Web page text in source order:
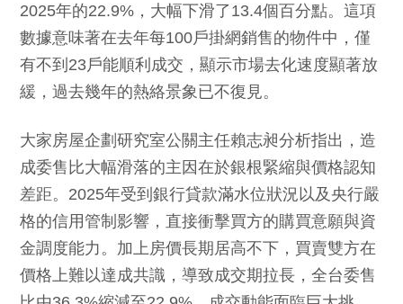
2025年的22.9%，大幅下滑了13.4個百分點。這項
數據意味著在去年每100戶掛網銷售的物件中，僅
有不到23戶能順利成交，顯示市場去化速度顯著放
緩，過去幾年的熱絡景象已不復見。
大家房屋企劃研究室公關主任賴志昶分析指出，造
成委售比大幅滑落的主因在於銀根緊縮與價格認知
差距。2025年受到銀行貸款滿水位狀況以及央行嚴
格的信用管制影響，直接衝擊買方的購買意願與資
金調度能力。加上房價長期居高不下，買賣雙方在
價格上難以達成共識，導致成交期拉長，全台委售